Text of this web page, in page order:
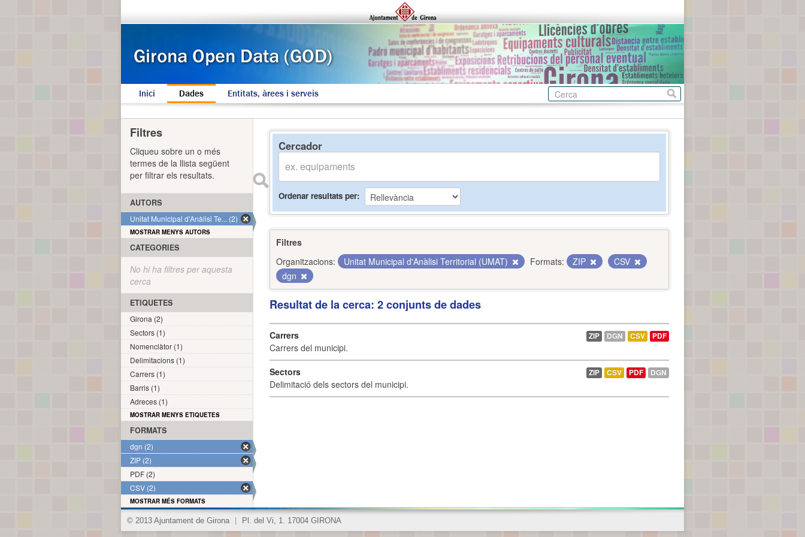
Inici Dades Entitats, àrees i serveis
Cercador
Ordenar resultats per
Filtres
Organitzacions:
Unitat Municipal d'Anàlisi Territorial (UMAT) Formats: ZIP
CSV
dgn
Resultat de la cerca: 2 conjunts de dades
Carrers
Carrers del municipi.
ZIP DGN CSV PDF
Sectors
Delimitació dels sectors del municipi.
ZIP CSV PDF DGN
Filtres
Cliqueu sobre un o més
termes de la llista següent
per filtrar els resultats.
AUTORS
Unitat Municipal d'Anàlisi Te... (2)
MOSTRAR MENYS AUTORS
CATEGORIES
No hi ha filtres per aquesta
cerca
ETIQUETES
Girona (2)
Sectors (1)
Nomenclàtor (1)
Delimitacions (1)
Carrers (1)
Barris (1)
Adreces (1)
MOSTRAR MENYS ETIQUETES
FORMATS
dgn (2)
ZIP (2)
PDF (2)
CSV (2)
MOSTRAR MÉS FORMATS
© 2013 Ajuntament de Girona Pl. del Vi, 1. 17004 GIRONA